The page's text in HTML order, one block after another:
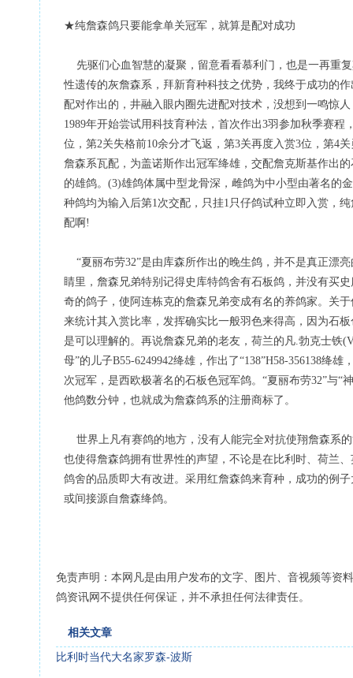
★纯詹森鸽只要能拿单关冠军，就算是配对成功
先驱们心血智慧的凝聚，留意看看慕利门，也是一再重
性遗传的灰詹森系，拜新育种科技之优势，我终于成功的
配对作出的，井融入眼内圈先进配对技术，没想到一鸣惊
1989年开始尝试用科技育种法，首次作出3羽参加秋季赛程
位，第2关失格前10余分才飞返，第3关再度入赏3位，第4
詹森系瓦配，为盖诺斯作出冠军绛雄，交配詹克斯基作出
的雄鸽。(3)雄鸽体属中型龙骨深，雌鸽为中小型由著名的
种鸽均为输入后第1次交配，只挂1只仔鸽试种立即入赏，
配啊!
“夏丽布劳32”是由库森所作出的晚生鸽，并不是真正漂
睛里，詹森兄弟特别记得史库特鸽舍有石板鸽，并没有买
奇的鸽子，使阿连栋克的詹森兄弟变成有名的养鸽家。关
来统计其入赏比率，发挥确实比一般羽色来得高，因为石
是可以理解的。再说詹森兄弟的老友，荷兰的凡.勃克士铁
母”的儿子B55-6249942绛雄，作出了“138”H58-356138绛
次冠军，是西欧极著名的石板色冠军鸽。“夏丽布劳32”与
他鸽数分钟，也就成为詹森鸽系的注册商标了。
世界上凡有赛鸽的地方，没有人能完全对抗使翔詹森系
也使得詹森鸽拥有世界性的声望，不论是在比利时、荷兰
鸽舍的品质即大有改进。采用红詹森鸽来育种，成功的例
或间接源自詹森绛鸽。
免责声明：本网凡是由用户发布的文字、图片、音视频等资
鸽资讯网不提供任何保证，并不承担任何法律责任。
相关文章
比利时当代大名家罗森-波斯